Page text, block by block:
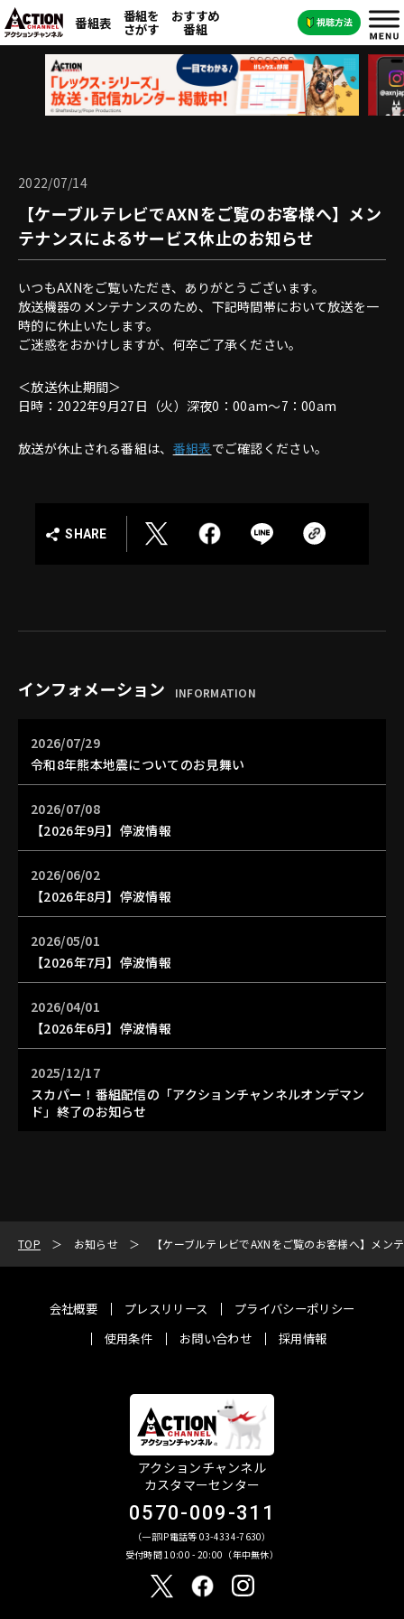
番組表 番組を
さがす
おすすめ
番組
2022/07/14
【ケーブルテレビでAXNをご覧のお客様へ】メン
テナンスによるサービス休止のお知らせ
いつもAXNをご覧いただき、ありがとうございます。
放送機器のメンテナンスのため、下記時間帯において放送を一
時的に休止いたします。
ご迷惑をおかけしますが、何卒ご了承ください。
＜放送休止期間＞
日時：2022年9月27日（火）深夜0：00am～7：00am
放送が休止される番組は、 番組表でご確認ください。
SHARE
インフォメーション INFORMATION
2026/07/29
令和8年熊本地震についてのお見舞い
2026/07/08
【2026年9月】停波情報
2026/06/02
【2026年8月】停波情報
2026/05/01
【2026年7月】停波情報
2026/04/01
【2026年6月】停波情報
2025/12/17
スカパー！番組配信の「アクションチャンネルオンデマン
ド」終了のお知らせ
TOP お知らせ 【ケーブルテレビでAXNをご覧のお客様へ】メ
会社概要 プレスリリース
プライバシーポリシー
使用条件
お問い合わせ 採用情報
アクションチャンネル
カスタマーセンター
0570-009-311
（一部IP電話等 03-4334-7630）
受付時間 10:00 - 20:00（年中無休）